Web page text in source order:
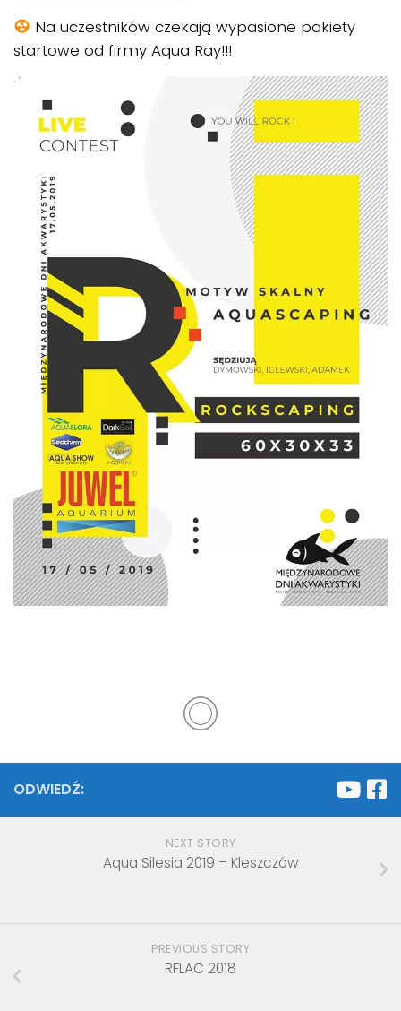
Na uczestników czekają wypasione pakiety
startowe od firmy Aqua Ray!!!
ODWIEDŹ:
NEXT STORY
Aqua Silesia 2019 – Kleszczów
PREVIOUS STORY
RFLAC 2018